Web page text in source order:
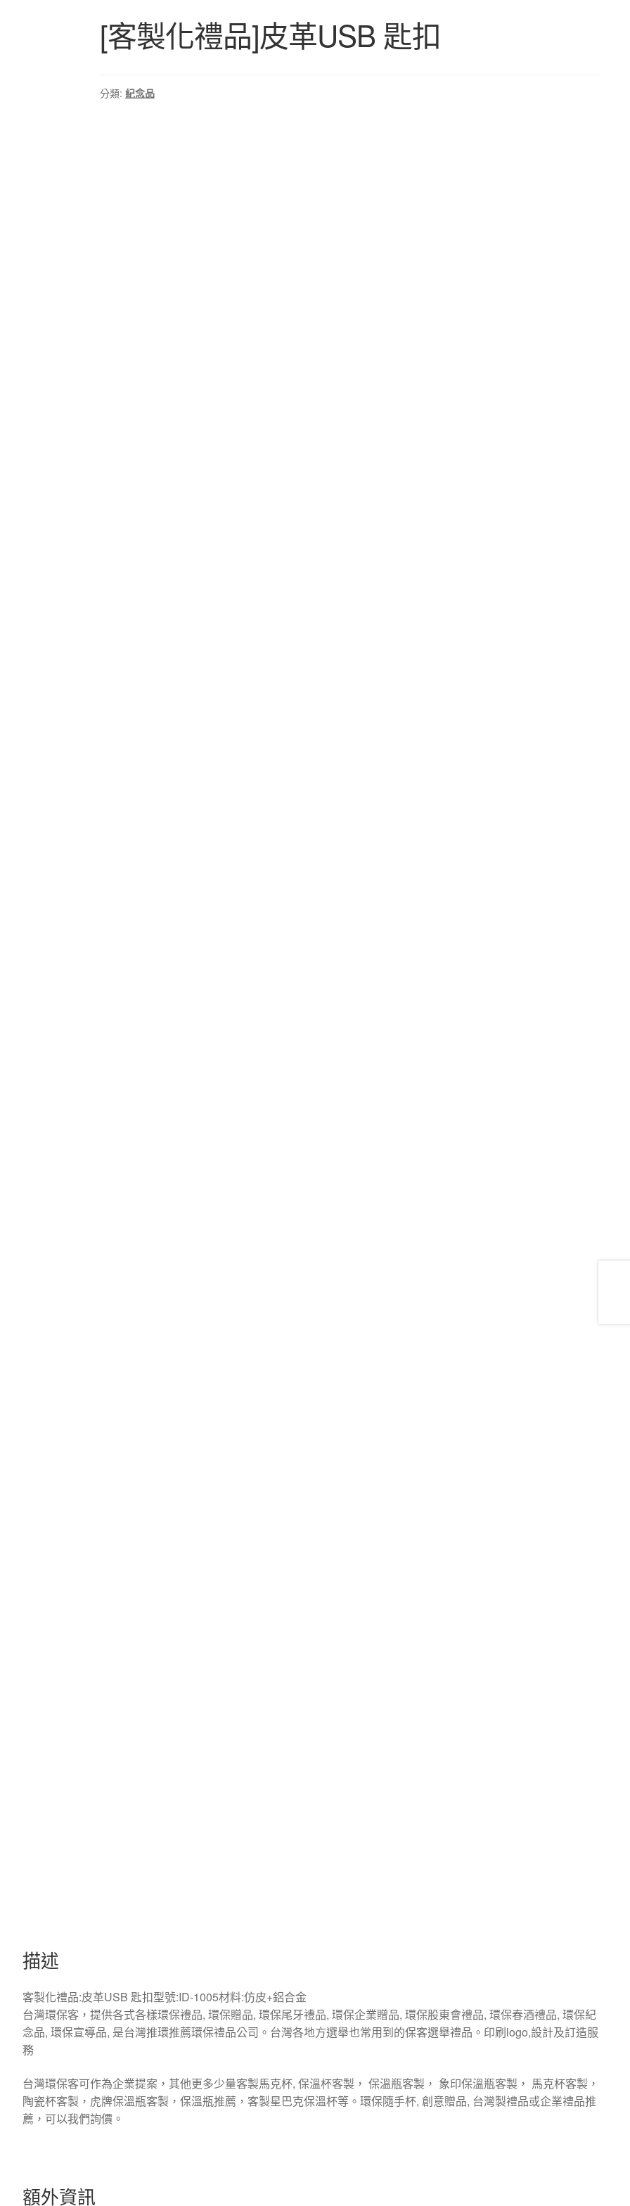
[客製化禮品]皮革USB 匙扣
分類: 紀念品
描述
客製化禮品:皮革USB 匙扣型號:ID-1005材料:仿皮+鋁合金
台灣環保客，提供各式各樣環保禮品, 環保贈品, 環保尾牙禮品, 環保企業贈品, 環保股東會禮品, 環保春酒禮品, 環保紀
念品, 環保宣導品, 是台灣推環推薦環保禮品公司。台灣各地方選舉也常用到的保客選舉禮品。印刷logo,設計及訂造服
務
台灣環保客可作為企業提案，其他更多少量客製馬克杯, 保溫杯客製， 保溫瓶客製， 象印保溫瓶客製， 馬克杯客製，
陶瓷杯客製，虎牌保溫瓶客製，保溫瓶推薦，客製星巴克保溫杯等。環保隨手杯, 創意贈品, 台灣製禮品或企業禮品推
薦，可以我們詢價。
額外資訊